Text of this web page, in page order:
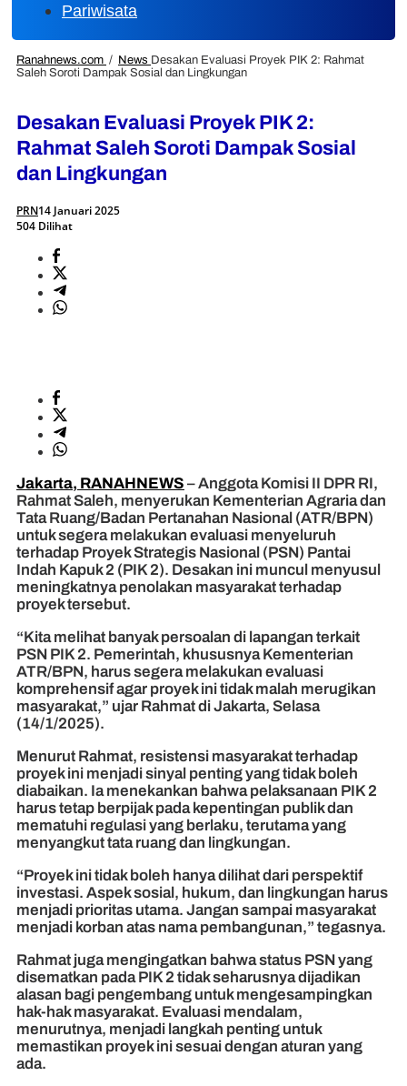
Pariwisata
Ranahnews.com / News Desakan Evaluasi Proyek PIK 2: Rahmat
Saleh Soroti Dampak Sosial dan Lingkungan
Desakan Evaluasi Proyek PIK 2:
Rahmat Saleh Soroti Dampak Sosial
dan Lingkungan
PRN14 Januari 2025
504 Dilihat
Jakarta, RANAHNEWS – Anggota Komisi II DPR RI,
Rahmat Saleh, menyerukan Kementerian Agraria dan
Tata Ruang/Badan Pertanahan Nasional (ATR/BPN)
untuk segera melakukan evaluasi menyeluruh
terhadap Proyek Strategis Nasional (PSN) Pantai
Indah Kapuk 2 (PIK 2). Desakan ini muncul menyusul
meningkatnya penolakan masyarakat terhadap
proyek tersebut.
“Kita melihat banyak persoalan di lapangan terkait
PSN PIK 2. Pemerintah, khususnya Kementerian
ATR/BPN, harus segera melakukan evaluasi
komprehensif agar proyek ini tidak malah merugikan
masyarakat,” ujar Rahmat di Jakarta, Selasa
(14/1/2025).
Menurut Rahmat, resistensi masyarakat terhadap
proyek ini menjadi sinyal penting yang tidak boleh
diabaikan. Ia menekankan bahwa pelaksanaan PIK 2
harus tetap berpijak pada kepentingan publik dan
mematuhi regulasi yang berlaku, terutama yang
menyangkut tata ruang dan lingkungan.
“Proyek ini tidak boleh hanya dilihat dari perspektif
investasi. Aspek sosial, hukum, dan lingkungan harus
menjadi prioritas utama. Jangan sampai masyarakat
menjadi korban atas nama pembangunan,” tegasnya.
Rahmat juga mengingatkan bahwa status PSN yang
disematkan pada PIK 2 tidak seharusnya dijadikan
alasan bagi pengembang untuk mengesampingkan
hak-hak masyarakat. Evaluasi mendalam,
menurutnya, menjadi langkah penting untuk
memastikan proyek ini sesuai dengan aturan yang
ada.